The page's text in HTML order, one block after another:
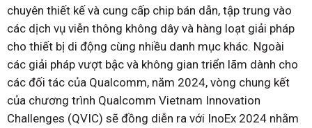
chuyên thiết kế và cung cấp chip bán dẫn, tập trung vào
các dịch vụ viễn thông không dây và hàng loạt giải pháp
cho thiết bị di động cùng nhiều danh mục khác. Ngoài
các giải pháp vượt bậc và không gian triển lãm dành cho
các đối tác của Qualcomm, năm 2024, vòng chung kết
của chương trình Qualcomm Vietnam Innovation
Challenges (QVIC) sẽ đồng diễn ra với InoEx 2024 nhằm